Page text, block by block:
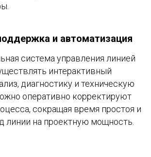
и автоматизация
система управления линией
интерактивный
диагностику и техническую
оперативно корректируют
сокращая время простоя и
линии на проектную мощность.